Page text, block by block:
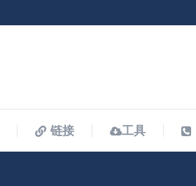
链接 工具
链接 工具